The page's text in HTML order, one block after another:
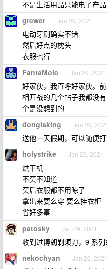
不是生活用品只能电子产
grewer Jan 29, 2021
电动牙刷确实不错
然后好点的枕头
衣服也行
FantaMole Jan 29, 2021
好家伙，我直呼好家伙。
相开战的几个帖子我都没
个是没想到的
dongisking Jan 29, 2021
送他一天假期，可以随便
holystrike Jan 29, 2021
烘干机
不买不知道
买后衣服都不用晾了
拿出来要么穿 要么挂衣柜
省好多事
patosky Jan 29, 2021
收到过博朗剃须刀，9 系列
nekochyan Jan 29, 2021